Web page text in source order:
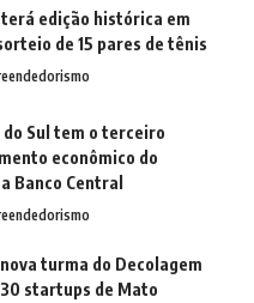
terá edição histórica em
de 15 pares de tênis
do Sul tem o terceiro
econômico do
Banco Central
turma do Decolagem
startups de Mato